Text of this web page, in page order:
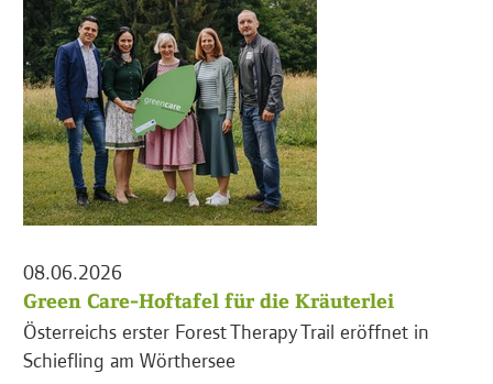
08.06.2026
Green Care-Hoftafel für die Kräuterlei
Österreichs erster Forest Therapy Trail eröffnet in
Schiefling am Wörthersee